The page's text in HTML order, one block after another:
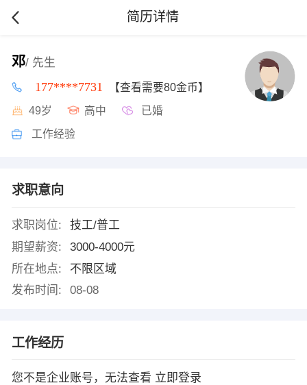
简历详情
邓/ 先生
177****7731 【查看需要80金币】
49岁 高中 已婚
工作经验
求职意向
求职岗位:
技工/普工
期望薪资:
3000-4000元
所在地点:
不限区域
发布时间:
08-08
工作经历
您不是企业账号，无法查看 立即登录